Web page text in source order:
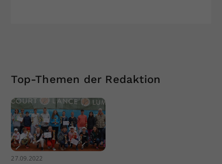
Top-Themen der Redaktion
27.09.2022